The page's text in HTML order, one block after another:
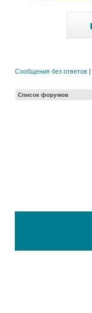
Сообщения без ответов |
Список форумов